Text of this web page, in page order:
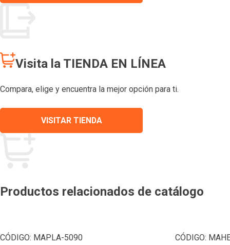
Visita la TIENDA EN LÍNEA
Compara, elige y encuentra la mejor opción para ti.
VISITAR TIENDA
Productos relacionados de catálogo
CÓDIGO: MAPLA-5090 CÓDIGO: